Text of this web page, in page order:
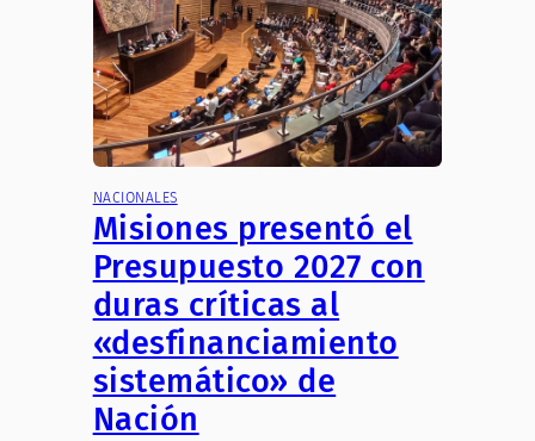
NACIONALES
Misiones presentó el
Presupuesto 2027 con
duras críticas al
«desfinanciamiento
sistemático» de
Nación